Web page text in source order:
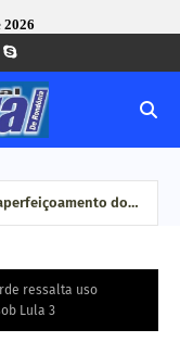
2026
do
ressalta uso
Lula 3